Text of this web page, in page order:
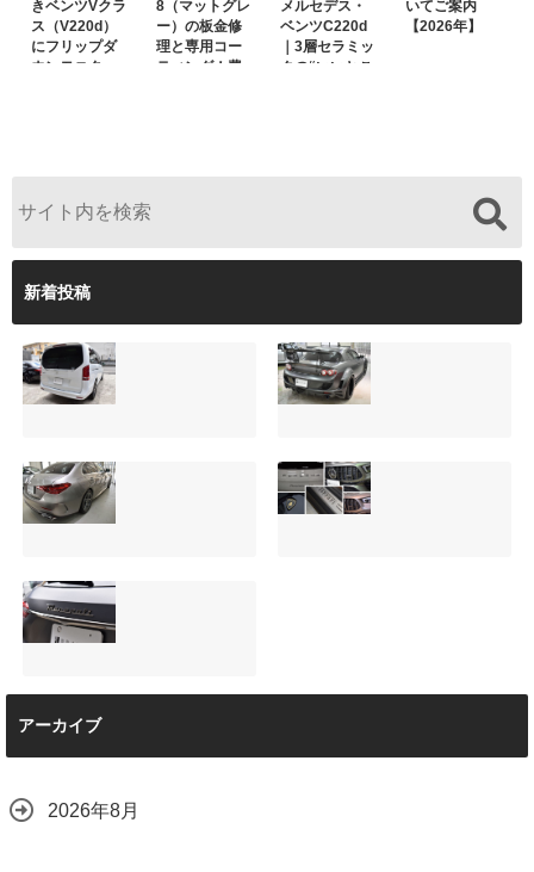
きベンツVクラ
ス（V220d）
にフリップダ
ウンモニター
8（マットグレ
ー）の板金修
理と専用コー
ティング！費
メルセデス・
ベンツC220d
｜3層セラミッ
クの“いいとこ
いてご案内
【2026年】
新着投稿
サンルーフ付きベ
ンツVクラス
（V220d）にフリ
店で断られた悩み
をプロの技術で解
決
2026.08.04
マツダRX-8（マッ
トグレー）の板金
修理と専用コーテ
【施工事例】メル
セデス・ベンツ
C220d｜3層セラ
ート」と弱点克服
のプロテクション
京都世田谷区）
マセラティ グレカ
ーレ トロフェオ
2026.07.22
アーカイブ
2026年8月